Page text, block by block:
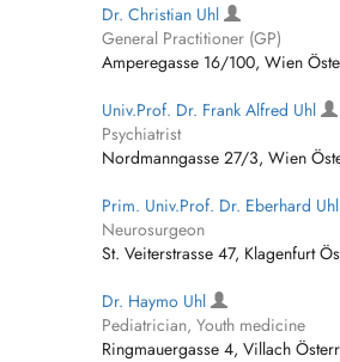
Dr. Christian Uhl
General Practitioner (GP)
Amperegasse 16/100, Wien
Univ.Prof. Dr. Frank Alfred Uhl
Psychiatrist
Nordmanngasse 27/3, Wien
Prim. Univ.Prof. Dr. Eberhard Uhl
Neurosurgeon
St. Veiterstrasse 47, Klagenfurt
Dr. Haymo Uhl
Pediatrician, Youth medicine
Ringmauergasse 4, Villach